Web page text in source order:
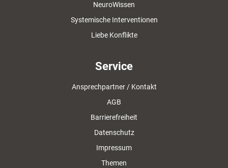
NeuroWissen
Systemische Interventionen
Liebe Konflikte
Service
Ansprechpartner / Kontakt
AGB
Barrierefreiheit
Datenschutz
Impressum
Themen